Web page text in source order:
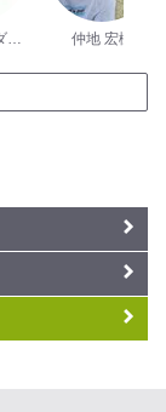
ミゾロギ・ダイスケ 仲地 宏樹